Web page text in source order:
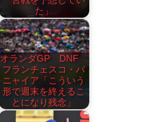
た」
オランダGP DNF
フランチェスコ・バ
ニャイア「こういう
形で週末を終えるこ
とになり残念」